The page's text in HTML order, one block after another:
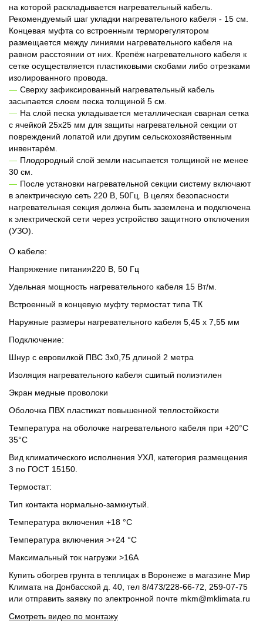
на которой раскладывается нагревательный кабель.
Рекомендуемый шаг укладки нагревательного кабеля - 15 см.
Концевая муфта со встроенным терморегулятором
размещается между линиями нагревательного кабеля на
равном расстоянии от них. Крепёж нагревательного кабеля к
сетке осуществляется пластиковыми скобами либо отрезками
изолированного провода.
Сверху зафиксированный нагревательный кабель
засыпается слоем песка толщиной 5 см.
На слой песка укладывается металлическая сварная сетка
с ячейкой 25x25 мм для защиты нагревательной секции от
повреждений лопатой или другим сельскохозяйственным
инвентарём.
Плодородный слой земли насыпается толщиной не менее
30 см.
После установки нагревательной секции систему включают
в электрическую сеть 220 В, 50Гц. В целях безопасности
нагревательная секция должна быть заземлена и подключена
к электрической сети через устройство защитного отключения
(УЗО).
О кабеле:
Напряжение питания220 В, 50 Гц
Удельная мощность нагревательного кабеля 15 Вт/м.
Встроенный в концевую муфту термостат типа ТК
Наружные размеры нагревательного кабеля 5,45 х 7,55 мм
Подключение:
Шнур с евровилкой ПВС 3х0,75 длиной 2 метра
Изоляция нагревательного кабеля сшитый полиэтилен
Экран медные проволоки
Оболочка ПВХ пластикат повышенной теплостойкости
Температура на оболочке нагревательного кабеля при +20°С
35°С
Вид климатического исполнения УХЛ, категория размещения
3 по ГОСТ 15150.
Термостат:
Тип контакта нормально-замкнутый.
Температура включения +18 °С
Температура включения >+24 °С
Максимальный ток нагрузки >16А
Купить обогрев грунта в теплицах в Воронеже в магазине Мир
Климата на Донбасской д. 40, тел 8/473/228-66-72, 259-07-75
или отправить заявку по электронной почте mkm@mklimata.ru
Смотреть видео по монтажу